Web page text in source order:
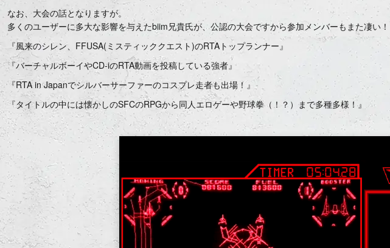
なお、大会の話となりますが。
多くのユーザーに多大な影響を与えたbiim兄貴氏が、公認の大会ですから参加メンバーもまた凄い！
『風来のシレン、FFUSA(ミスティッククエスト)のRTAトップランナー』
『バーチャルボーイやCD-iのRTA動画を投稿している強者』
『RTA in Japanでシルバーサーファーのコスプレ走者も出場！』
『タイトルの中には懐かしのSFCのRPGから同人エロゲーや野球拳（！？）まで多種多様！』